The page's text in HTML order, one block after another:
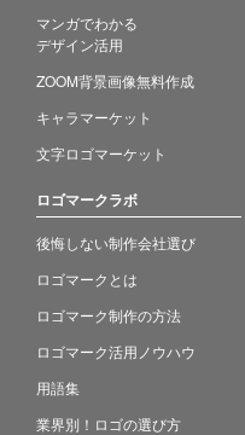
マンガでわかる
デザイン活用
ZOOM背景画像無料作成
キャラマーケット
文字ロゴマーケット
ロゴマークラボ
後悔しない制作会社選び
ロゴマークとは
ロゴマーク制作の方法
ロゴマーク活用ノウハウ
用語集
業界別！ロゴの選び方